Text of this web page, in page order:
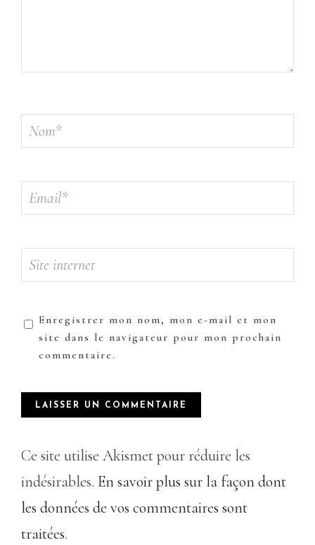
Enregistrer mon nom, mon e-mail et mon
site dans le navigateur pour mon prochain
commentaire.
Ce site utilise Akismet pour réduire les
indésirables. En savoir plus sur la façon dont
les données de vos commentaires sont
traitées.